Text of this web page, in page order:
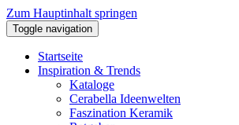
Zum Hauptinhalt springen
Toggle navigation
Startseite
Inspiration & Trends
Kataloge
Cerabella Ideenwelten
Faszination Keramik